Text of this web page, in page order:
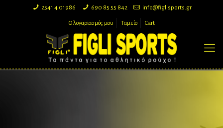
2541 4 01986 690 85 55 842 info@figlisports.gr
Ο λογαριασμός μου Ταμείο Cart